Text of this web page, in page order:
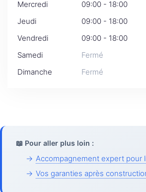
Mercredi
09:00 - 18:00
Jeudi
09:00 - 18:00
Vendredi
09:00 - 18:00
Samedi
Fermé
Dimanche
Fermé
📖 Pour aller plus loin :
→ Accompagnement expert pour
→ Vos garanties après